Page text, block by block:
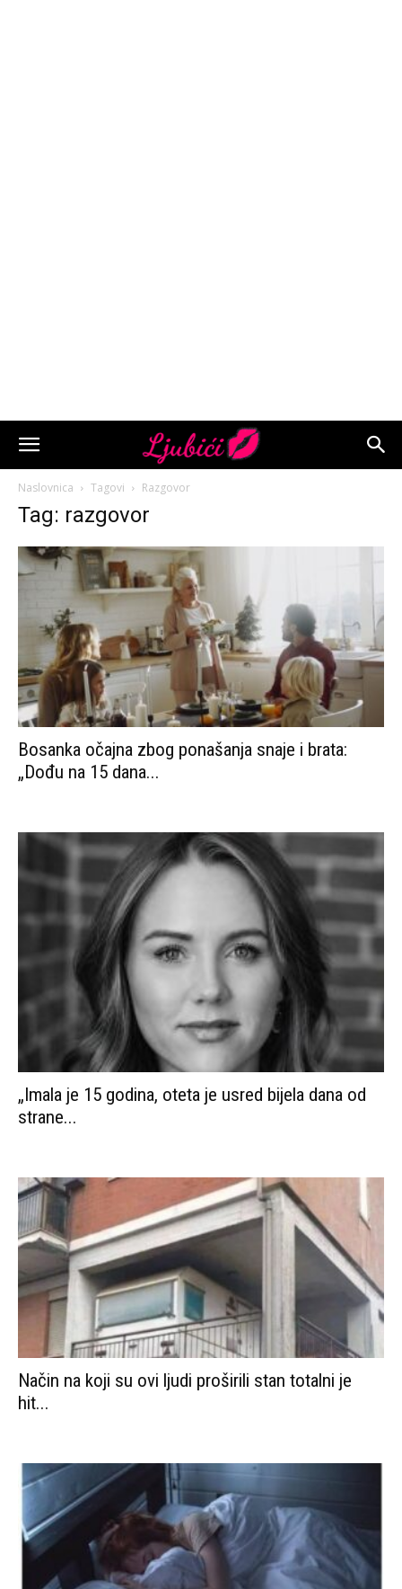
Naslovnica Tagovi Razgovor
Tag: razgovor
Bosanka očajna zbog ponašanja snaje i brata:
„Dođu na 15 dana...
„Imala je 15 godina, oteta je usred bijela dana od
strane...
Način na koji su ovi ljudi proširili stan totalni je
hit...